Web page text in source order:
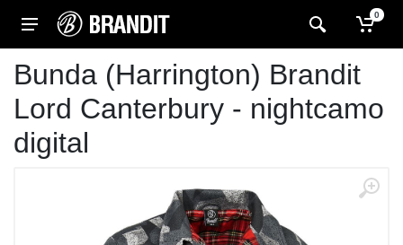
0
Bunda (Harrington) Brandit
Lord Canterbury - nightcamo
digital